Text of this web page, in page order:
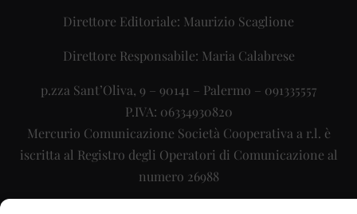
Direttore Editoriale: Maurizio Scaglione
Direttore Responsabile: Maria Calabrese
p.zza Sant’Oliva, 9 – 90141 – Palermo – 091335557
P.IVA: 06334930820
Mercurio Comunicazione Società Cooperativa a r.l. è
iscritta al Registro degli Operatori di Comunicazione al
numero 26988